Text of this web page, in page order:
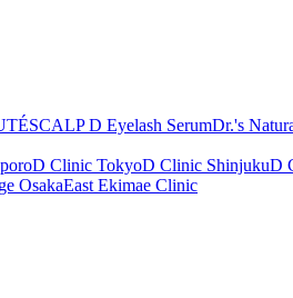
SCALP D Eyelash SerumDr.'s
D Clinic TokyoD Clinic ShinjukuD
OsakaEast Ekimae Clinic